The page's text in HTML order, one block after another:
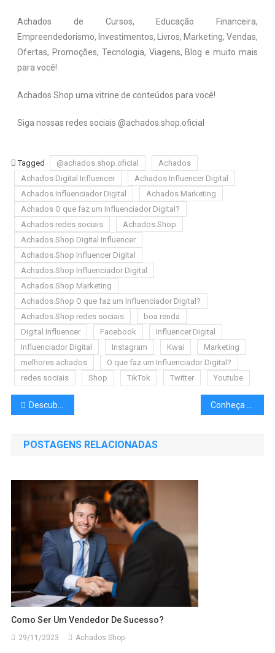
Achados de Cursos, Educação Financeira,
Empreendedorismo, Investimentos, Livros, Marketing, Vendas,
Ofertas, Promoções, Tecnologia, Viagens, Blog e muito mais
para você!
Achados Shop uma vitrine de conteúdos para você!
Siga nossas redes sociais @achados.shop.oficial
Tagged @achados.shop.oficial
Achados
Achados Digital Influencer
Achados Influencer Digital
Achados Influenciador Digital
Achados Marketing
Achados O que faz um Influenciador Digital?
Achados redes sociais
Achados.Shop
Achados.Shop Digital Influencer
Achados.Shop Influencer Digital
Achados.Shop Influenciador Digital
Achados.Shop Marketing
Achados.Shop O que faz um Influenciador Digital?
Achados.Shop redes sociais
boa renda
Digital Influencer
Facebook
Influencer Digital
Influenciador Digital
Instagram Kwai
Marketing
melhores achados
O que faz um Influenciador Digital?
redes sociais
Shop TikTok Twitter Youtube
Descubra o Poder das Redes Sociais: Conecte-se e Brilhe! Conheça os tipos de Influenciadores Digitais
POSTAGENS RELACIONADAS
Como Ser Um Vendedor De Sucesso?
29/11/2023 Achados.Shop